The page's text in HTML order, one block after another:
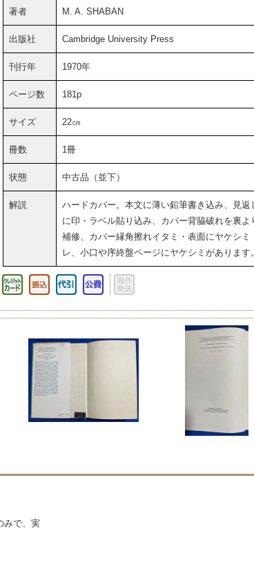
著者 M. A. SHABAN
出版社 Cambridge University Press
刊行年 1970年
ページ数 181p
サイズ 22㎝
冊数 1冊
状態 中古品（並下）
解説
ハードカバー。本文に薄い鉛筆書き込み、見返
に印・ラベル貼り込み、カバー背脇破れを裏よ
補修、カバー縁角擦れイタミ・表面にヤケシミ
レ、小口や序終盤ページにヤケシミがあります。
みで、実